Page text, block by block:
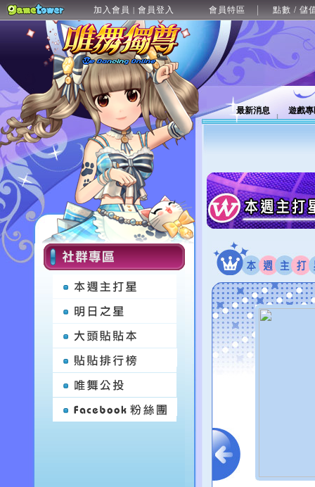
加入會員 | 會員登入 會員特區 點數 / 儲
最新消息 遊戲